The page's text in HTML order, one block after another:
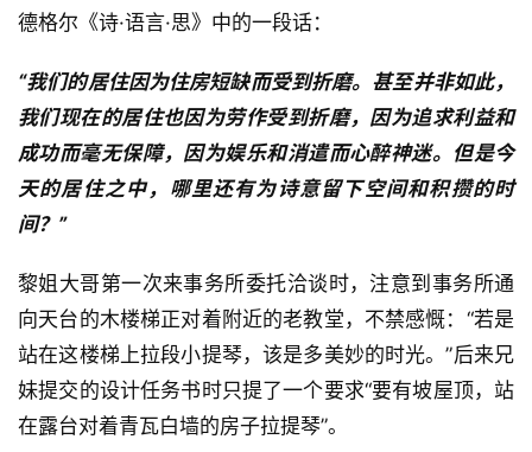
德格尔《诗·语言·思》中的一段话：
“我们的居住因为住房短缺而受到折磨。甚至并非如此，
我们现在的居住也因为劳作受到折磨，因为追求利益和
成功而毫无保障，因为娱乐和消遣而心醉神迷。但是今
天的居住之中，哪里还有为诗意留下空间和积攒的时
间？”
黎姐大哥第一次来事务所委托洽谈时，注意到事务所通
向天台的木楼梯正对着附近的老教堂，不禁感慨：“若是
站在这楼梯上拉段小提琴，该是多美妙的时光。”后来兄
妹提交的设计任务书时只提了一个要求“要有坡屋顶，站
在露台对着青瓦白墙的房子拉提琴”。